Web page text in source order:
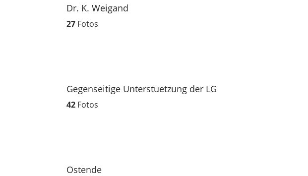
Dr. K. Weigand
27 Fotos
Gegenseitige Unterstuetzung der LG
42 Fotos
Ostende